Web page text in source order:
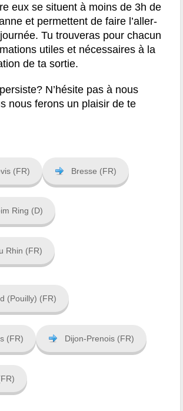
eux se situent à moins de 3h de
et permettent de faire l’aller-
Tu trouveras pour chacun
utiles et nécessaires à la
de ta sortie.
N’hésite pas à nous
nous ferons un plaisir de te
(FR) Bresse (FR)
Ring (D)
Rhin (FR)
(Pouilly) (FR)
(FR) Dijon-Prenois (FR)